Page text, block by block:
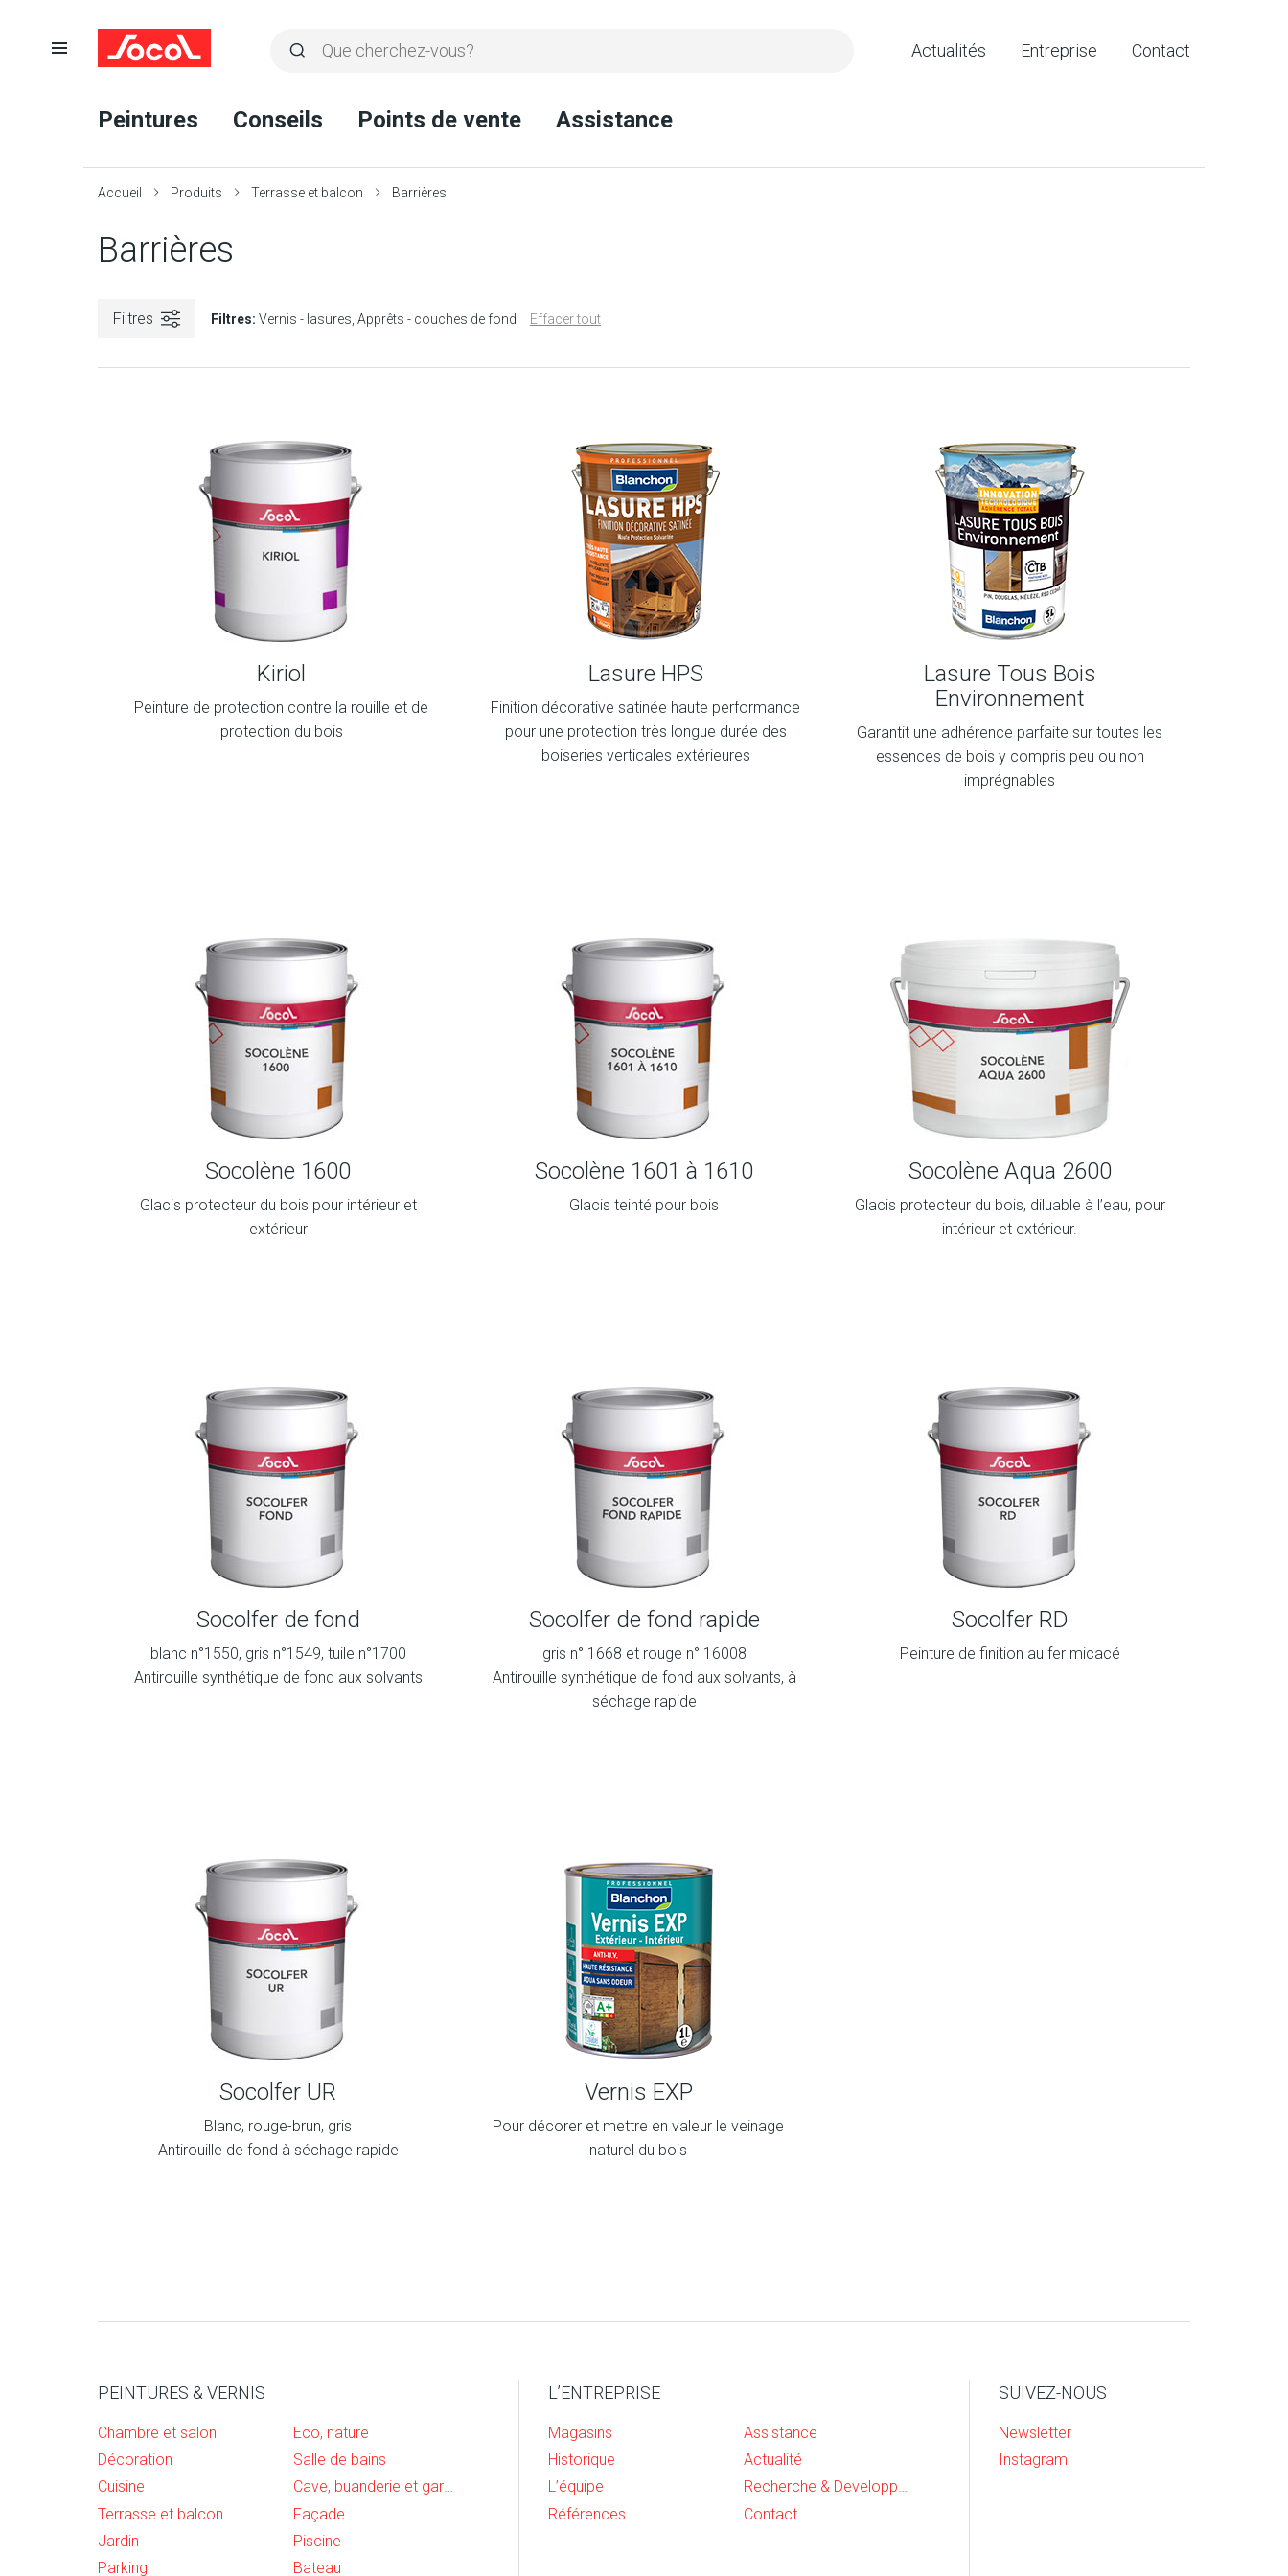
Rechercher
recherche
Ouvrir
Peintures Conseils Points de vente Assistance
Actualités Entreprise Contact
Accueil Produits Terrasse et balcon Barrières
Barrières
Filtres Filtres: Vernis - lasures Apprêts - couches de fond Effacer tout
Kiriol
Peinture de protection contre la rouille et de
protection du bois
Lasure HPS
Finition décorative satinée haute performance
pour une protection très longue durée des
boiseries verticales extérieures
Lasure Tous Bois
Environnement
Garantit une adhérence parfaite sur toutes les
essences de bois y compris peu ou non
imprégnables
Socolène 1600
Glacis protecteur du bois pour intérieur et
extérieur
Socolène 1601 à 1610
Glacis teinté pour bois
Socolène Aqua 2600
Glacis protecteur du bois, diluable à l’eau, pour
intérieur et extérieur.
Socolfer de fond
blanc n°1550, gris n°1549, tuile n°1700
Antirouille synthétique de fond aux solvants
Socolfer de fond rapide
gris n° 1668 et rouge n° 16008
Antirouille synthétique de fond aux solvants, à
séchage rapide
Socolfer RD
Peinture de finition au fer micacé
Socolfer UR
Blanc, rouge-brun, gris
Antirouille de fond à séchage rapide
Vernis EXP
Pour décorer et mettre en valeur le veinage
naturel du bois
PEINTURES & VERNIS
Chambre et salon
Eco, nature
Décoration
Salle de bains
Cuisine
Cave, buanderie et garage
Terrasse et balcon
Façade
Jardin
Piscine
Parking
Bateau
L’ENTREPRISE
Magasins
Assistance
Historique
Actualité
L’équipe
Recherche & Developpement
Références
Contact
SUIVEZ-NOUS
Newsletter
Instagram